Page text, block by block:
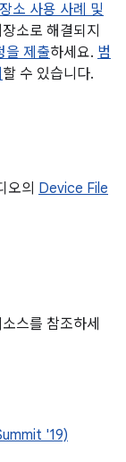
소 사용 사례 및
소로 해결되지
을 제출하세요. 범
할 수 있습니다.
오의 Device File
스를 참조하세
'19)